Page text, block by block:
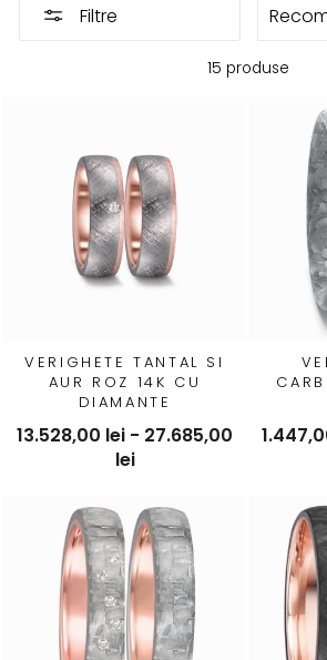
Filtre
DUPA
15 produse
VERIGHETE TANTAL SI
AUR ROZ 14K CU
DIAMANTE
13.528,00 lei - 27.685,00
lei